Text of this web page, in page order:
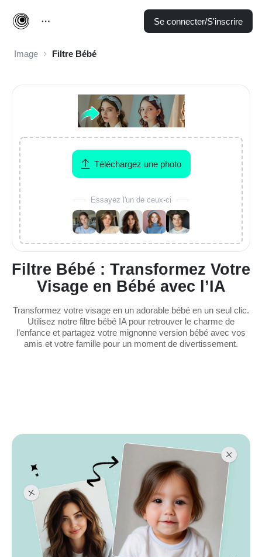
Se connecter/S'inscrire
Image Filtre Bébé
Filtre Bébé : Transformez Votre
Visage en Bébé avec l’IA
Transformez votre visage en un adorable bébé en un seul clic.
Utilisez notre filtre bébé IA pour retrouver le charme de
l’enfance et partagez votre mignonne version bébé avec vos
amis et votre famille pour un moment de divertissement.
Téléchargez une photo
Essayez l'un de ceux-ci